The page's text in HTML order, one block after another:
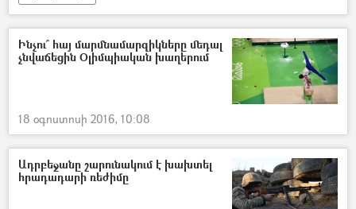
Ինչու՞ հայ մարմնամարզիկները մեդալ
չնվաճեցին Օլիմպիական խաղերում
18 օգոստոսի 2016, 10:08
Ադրբեջանը շարունակում է խախտել
հրադադարի ռեժիմը